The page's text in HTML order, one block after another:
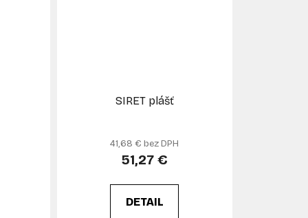
SIRET plášť
41,68 € bez DPH
51,27 €
DETAIL